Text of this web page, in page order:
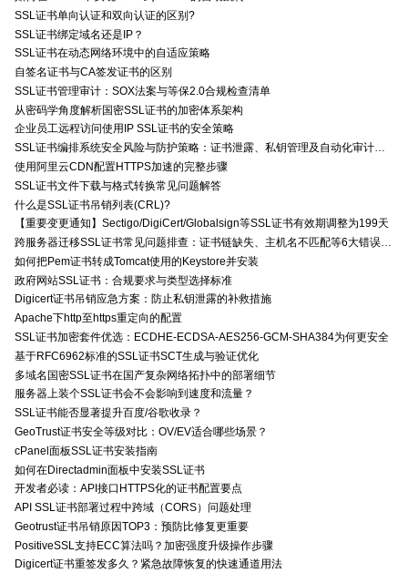
SSL证书单向认证和双向认证的区别?
SSL证书绑定域名还是IP？
SSL证书在动态网络环境中的自适应策略
自签名证书与CA签发证书的区别
SSL证书管理审计：SOX法案与等保2.0合规检查清单
从密码学角度解析国密SSL证书的加密体系架构
企业员工远程访问使用IP SSL证书的安全策略
SSL证书编排系统安全风险与防护策略：证书泄露、私钥管理及自动化审计技术要点
使用阿里云CDN配置HTTPS加速的完整步骤
SSL证书文件下载与格式转换常见问题解答
什么是SSL证书吊销列表(CRL)?
【重要变更通知】Sectigo/DigiCert/Globalsign等SSL证书有效期调整为199天
跨服务器迁移SSL证书常见问题排查：证书链缺失、主机名不匹配等6大错误解决方案
如何把Pem证书转成Tomcat使用的Keystore并安装
政府网站SSL证书：合规要求与类型选择标准
Digicert证书吊销应急方案：防止私钥泄露的补救措施
Apache下http至https重定向的配置
SSL证书加密套件优选：ECDHE-ECDSA-AES256-GCM-SHA384为何更安全
基于RFC6962标准的SSL证书SCT生成与验证优化
多域名国密SSL证书在国产复杂网络拓扑中的部署细节
服务器上装个SSL证书会不会影响到速度和流量？
SSL证书能否显著提升百度/谷歌收录？
GeoTrust证书安全等级对比：OV/EV适合哪些场景？
cPanel面板SSL证书安装指南
如何在Directadmin面板中安装SSL证书
开发者必读：API接口HTTPS化的证书配置要点
API SSL证书部署过程中跨域（CORS）问题处理
Geotrust证书吊销原因TOP3：预防比修复更重要
PositiveSSL支持ECC算法吗？加密强度升级操作步骤
Digicert证书重签发多久？紧急故障恢复的快速通道用法